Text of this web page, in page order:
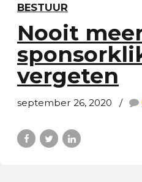
BESTUUR
Nooit
vergeten
september 26, 2020